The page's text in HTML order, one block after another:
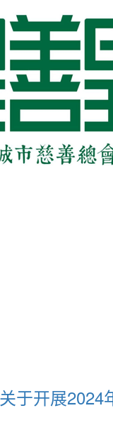
于开展2024